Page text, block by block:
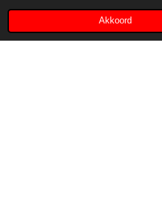
Akkoord